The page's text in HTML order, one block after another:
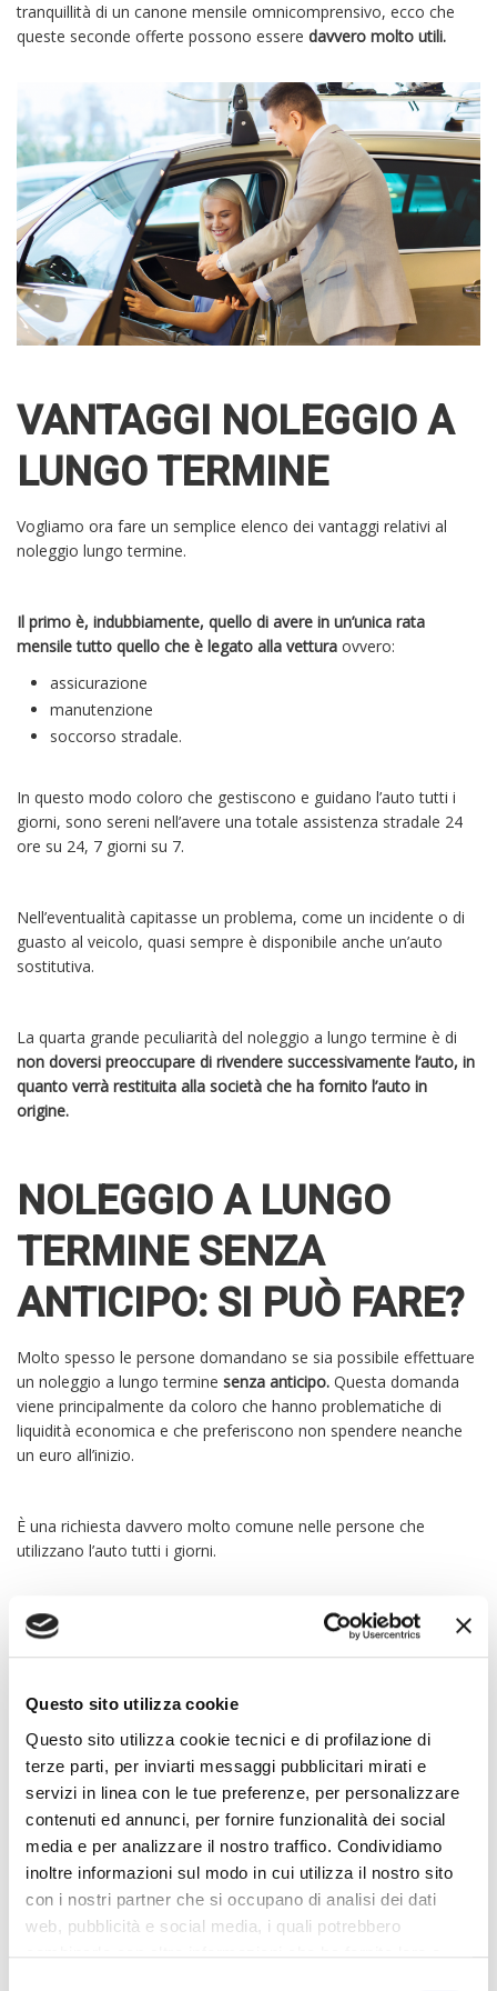
Questo sito utilizza cookie
Questo sito utilizza cookie tecnici e di profilazione di
terze parti, per inviarti messaggi pubblicitari mirati e
servizi in linea con le tue preferenze, per personalizzare
contenuti ed annunci, per fornire funzionalità dei social
media e per analizzare il nostro traffico. Condividiamo
inoltre informazioni sul modo in cui utilizza il nostro sito
con i nostri partner che si occupano di analisi dei dati
web, pubblicità e social media, i quali potrebbero
tranquillità di un canone mensile omnicomprensivo, ecco che
queste seconde offerte possono essere davvero molto utili.
VANTAGGI NOLEGGIO A
LUNGO TERMINE
Vogliamo ora fare un semplice elenco dei vantaggi relativi al
noleggio lungo termine.
Il primo è, indubbiamente, quello di avere in un’unica rata
mensile tutto quello che è legato alla vettura ovvero:
assicurazione
manutenzione
soccorso stradale.
In questo modo coloro che gestiscono e guidano l’auto tutti i
giorni, sono sereni nell’avere una totale assistenza stradale 24
ore su 24, 7 giorni su 7.
Nell’eventualità capitasse un problema, come un incidente o di
guasto al veicolo, quasi sempre è disponibile anche un’auto
sostitutiva.
La quarta grande peculiarità del noleggio a lungo termine è di
non doversi preoccupare di rivendere successivamente l’auto, in
quanto verrà restituita alla società che ha fornito l’auto in
origine.
NOLEGGIO A LUNGO
TERMINE SENZA
ANTICIPO: SI PUÒ FARE?
Molto spesso le persone domandano se sia possibile effettuare
un noleggio a lungo termine senza anticipo. Questa domanda
viene principalmente da coloro che hanno problematiche di
liquidità economica e che preferiscono non spendere neanche
un euro all’inizio.
È una richiesta davvero molto comune nelle persone che
utilizzano l’auto tutti i giorni.
Ovviamente
è tecnicamente possibile effettuare un noleggio
lungo termine senza anticipo
. Si tratta di una situazione
ricevere e beneficiare di diverse offerte.
Tutto dipende dalle necessità delle persone sia in termini
chilometrici sia in termini di disponibilità a pagare.
Dopo aver scelto il segmento automobilistico sul quale
vogliamo attingere per entrare in possesso di un’auto, ecco che
andremo a decidere con il consulente quale sia la formula
economica più conveniente.